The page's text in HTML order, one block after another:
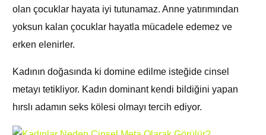
olan çocuklar hayata iyi tutunamaz. Anne yatırımından
yoksun kalan çocuklar hayatla mücadele edemez ve
erken elenirler.
Kadının doğasında ki domine edilme isteğide cinsel
metayı tetikliyor. Kadın dominant kendi bildiğini yapan
hırslı adamın seks kölesi olmayı tercih ediyor.